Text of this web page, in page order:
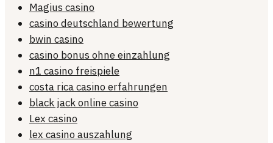
Magius casino
casino deutschland bewertung
bwin casino
casino bonus ohne einzahlung
n1 casino freispiele
costa rica casino erfahrungen
black jack online casino
Lex casino
lex casino auszahlung